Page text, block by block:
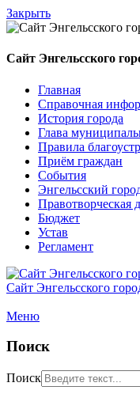
Закрыть
Сайт Энгельсского
Главная
Справочная
История города
Глава
Правила
Приём граждан
События
Энгельсский
Правотворческая
Бюджет
Устав
Регламент
Сайт Энгельсского
Меню
Поиск
Поиск